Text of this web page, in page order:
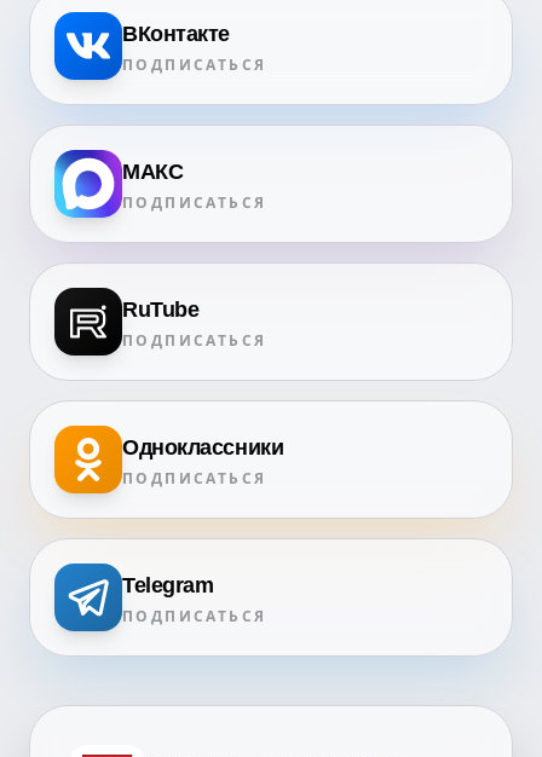
ВКонтакте
ПОДПИСАТЬСЯ
МАКС
ПОДПИСАТЬСЯ
RuTube
ПОДПИСАТЬСЯ
Одноклассники
ПОДПИСАТЬСЯ
Telegram
ПОДПИСАТЬСЯ